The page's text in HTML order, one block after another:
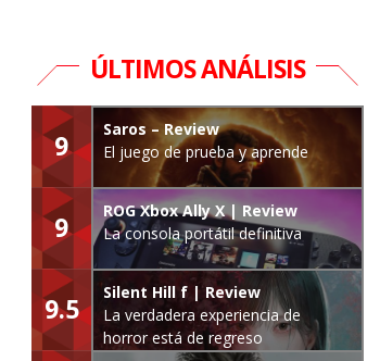
ÚLTIMOS ANÁLISIS
9
Saros – Review
El juego de prueba y aprende
9
ROG Xbox Ally X | Review
La consola portátil definitiva
9.5
Silent Hill f | Review
La verdadera experiencia de
horror está de regreso